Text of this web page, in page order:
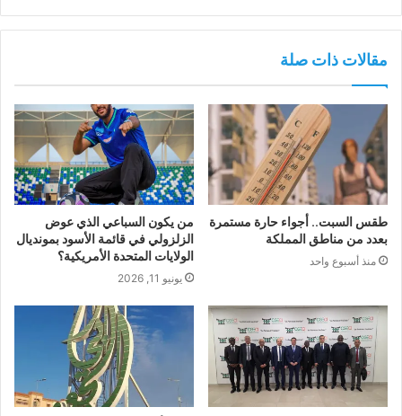
مقالات ذات صلة
طقس السبت.. أجواء حارة مستمرة
بعدد من مناطق المملكة
منذ أسبوع واحد
من يكون السباعي الذي عوض
الزلزولي في قائمة الأسود بمونديال
الولايات المتحدة الأمريكية؟
يونيو 11, 2026